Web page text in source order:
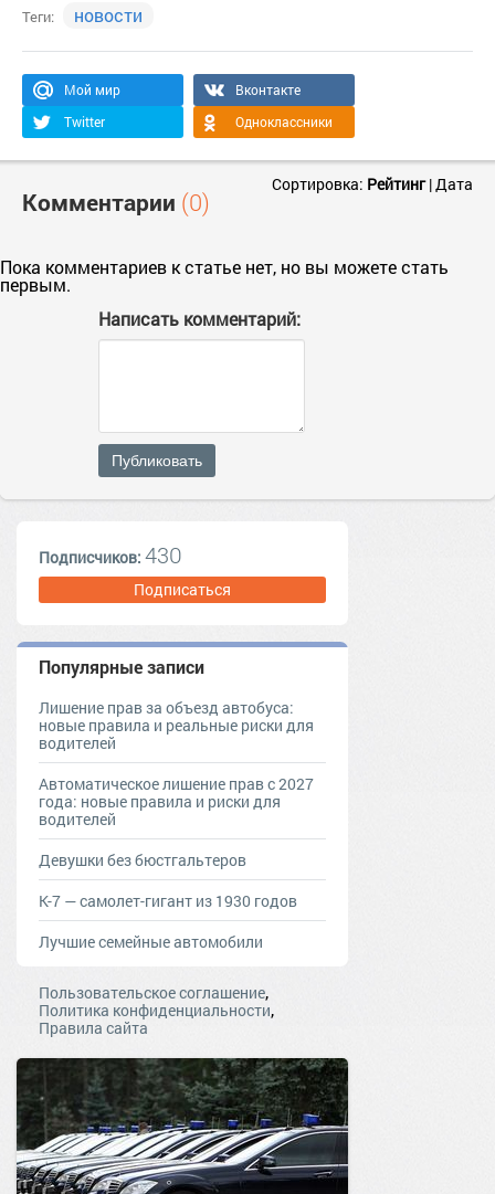
Теги: новости
Мой мир
Вконтакте
Twitter
Одноклассники
Комментарии (0)
Сортировка: Рейтинг| Дата
Пока комментариев к статье нет, но вы можете стать
первым.
Написать комментарий:
Публиковать
Подписчиков: 430
Подписаться
Популярные записи
Лишение прав за объезд автобуса:
новые правила и реальные риски для
водителей
Автоматическое лишение прав с 2027
года: новые правила и риски для
водителей
Девушки без бюстгальтеров
К-7 — самолет-гигант из 1930 годов
Лучшие семейные автомобили
Пользовательское соглашение,
Политика конфиденциальности,
Правила сайта